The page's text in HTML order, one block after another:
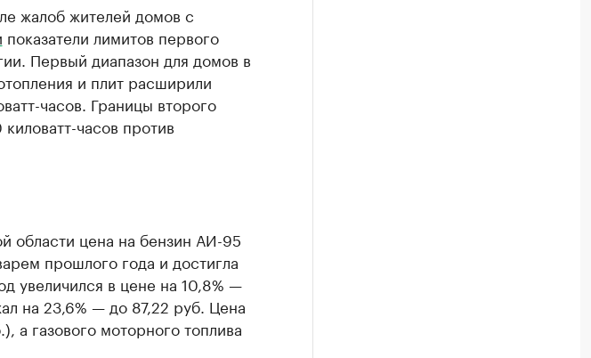
жалоб жителей домов с
показатели лимитов первого
Первый диапазон для домов в
и плит расширили
часов. Границы второго
часов против
области цена на бензин АИ-95
прошлого года и достигла
увеличился в цене на 10,8% —
на 23,6% — до 87,22 руб. Цена
а газового моторного топлива